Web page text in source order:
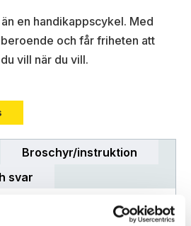
en handikappscykel. Med
och får friheten att
vill när du vill.
Broschyr/instruktion
svar